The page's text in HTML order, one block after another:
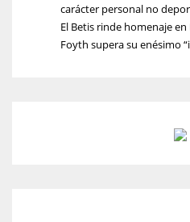
carácter personal no
El Betis rinde homenaje
Foyth supera su enésimo